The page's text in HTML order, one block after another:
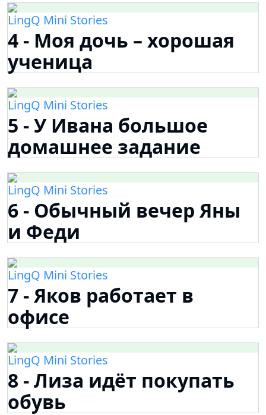
LingQ Mini Stories
4 - Моя дочь – хорошая
ученица
LingQ Mini Stories
5 - У Ивана большое
домашнее задание
LingQ Mini Stories
6 - Обычный вечер Яны
и Феди
LingQ Mini Stories
7 - Яков работает в
офисе
LingQ Mini Stories
8 - Лиза идёт покупать
обувь